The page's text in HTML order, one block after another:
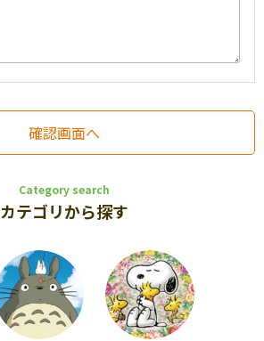
Category search
カテゴリから探す